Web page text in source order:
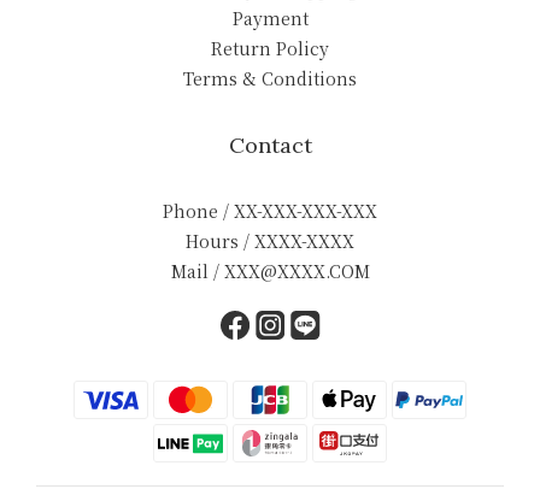
Payment
Return Policy
Terms & Conditions
Contact
Phone / XX-XXX-XXX-XXX
Hours / XXXX-XXXX
Mail / XXX@XXXX.COM